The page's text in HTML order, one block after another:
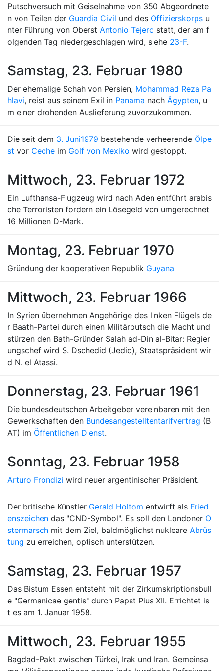
Putschversuch mit Geiselnahme von 350 Abgeordnete
n von Teilen der Guardia Civil und des Offizierskorps u
nter Führung von Oberst Antonio Tejero statt, der am f
olgenden Tag niedergeschlagen wird, siehe 23-F.
Samstag, 23. Februar 1980
Der ehemalige Schah von Persien, Mohammad Reza Pa
hlavi, reist aus seinem Exil in Panama nach Ägypten, u
m einer drohenden Auslieferung zuvorzukommen.
Die seit dem 3. Juni1979 bestehende verheerende Ölpe
st vor Ceche im Golf von Mexiko wird gestoppt.
Mittwoch, 23. Februar 1972
Ein Lufthansa-Flugzeug wird nach Aden entführt arabis
che Terroristen fordern ein Lösegeld von umgerechnet
16 Millionen D-Mark.
Montag, 23. Februar 1970
Gründung der kooperativen Republik Guyana
Mittwoch, 23. Februar 1966
In Syrien übernehmen Angehörige des linken Flügels de
r Baath-Partei durch einen Militärputsch die Macht und
stürzen den Bath-Gründer Salah ad-Din al-Bitar: Regier
ungschef wird S. Dschedid (Jedid), Staatspräsident wir
d N. el Atassi.
Donnerstag, 23. Februar 1961
Die bundesdeutschen Arbeitgeber vereinbaren mit den
Gewerkschaften den Bundesangestelltentarifvertrag (B
AT) im Öffentlichen Dienst.
Sonntag, 23. Februar 1958
Arturo Frondizi wird neuer argentinischer Präsident.
Der britische Künstler Gerald Holtom entwirft als Fried
enszeichen das "CND-Symbol". Es soll den Londoner O
stermarsch mit dem Ziel, baldmöglichst nukleare Abrüs
tung zu erreichen, optisch unterstützen.
Samstag, 23. Februar 1957
Das Bistum Essen entsteht mit der Zirkumskriptionsbull
e "Germanicae gentis" durch Papst Pius XII. Errichtet is
t es am 1. Januar 1958.
Mittwoch, 23. Februar 1955
Bagdad-Pakt zwischen Türkei, Irak und Iran. Gemeinsa